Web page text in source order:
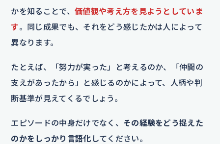
かを知ることで、 価値観や考え方を見ようとしていま
す。同じ成果でも、それをどう感じたかは人によって
異なります。
たとえば、「努力が実った」と考えるのか、「仲間の
支えがあったから」と感じるのかによって、人柄や判
断基準が見えてくるでしょう。
エピソードの中身だけでなく、 その経験をどう捉えた
のかをしっかり言語化 してください。